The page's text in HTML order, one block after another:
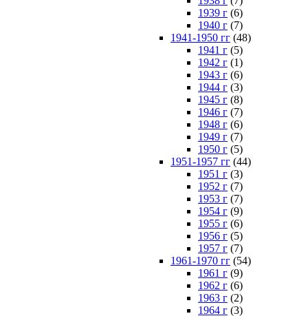
1939 г (6)
1940 г (7)
1941-1950 гг (48)
1941 г (5)
1942 г (1)
1943 г (6)
1944 г (3)
1945 г (8)
1946 г (7)
1948 г (6)
1949 г (7)
1950 г (5)
1951-1957 гг (44)
1951 г (3)
1952 г (7)
1953 г (7)
1954 г (9)
1955 г (6)
1956 г (5)
1957 г (7)
1961-1970 гг (54)
1961 г (9)
1962 г (6)
1963 г (2)
1964 г (3)